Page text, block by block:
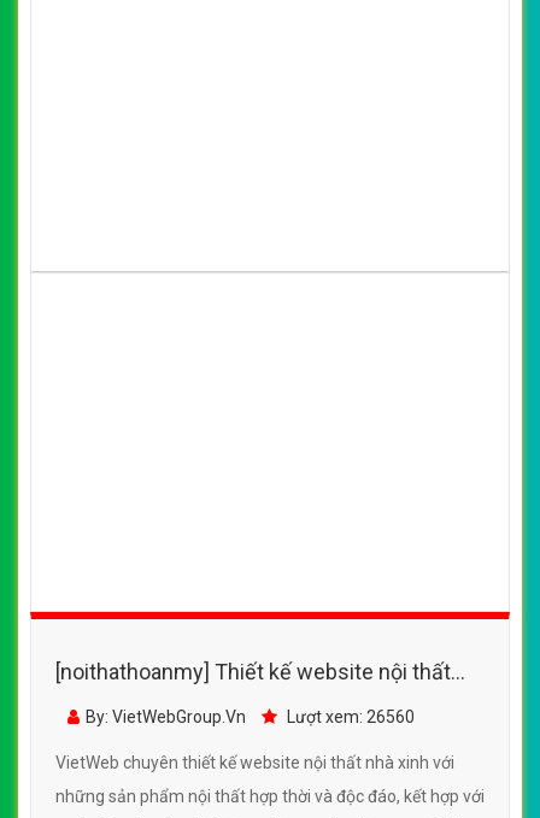
[noithathoanmy] Thiết kế website nội thất
nhà xinh đẹp, chuyên nghiệp chuẩn SEO
By: VietWebGroup.Vn Lượt xem: 26560
VietWeb chuyên thiết kế website nội thất nhà xinh với
những sản phẩm nội thất hợp thời và độc đáo, kết hợp với